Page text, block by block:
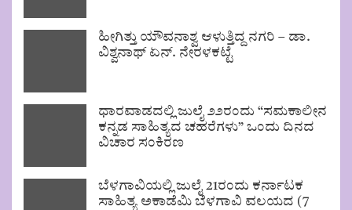
ಹೀಗಿತ್ತು ಯೌವನಾಶ್ವ ಆಳುತ್ತಿದ್ದ ನಗರಿ – ಡಾ.
ವಿಶ್ವನಾಥ್ ಏನ್. ನೇರಳಕಟ್ಟೆ
ಧಾರವಾಡದಲ್ಲಿ ಜುಲೈ ೨೨ರಂದು “ಸಮಕಾಲೀನ
ಕನ್ನಡ ಸಾಹಿತ್ಯದ ಚಹರೆಗಳು” ಒಂದು ದಿನದ
ವಿಚಾರ ಸಂಕಿರಣ
ಬೆಳಗಾವಿಯಲ್ಲಿ ಜುಲೈ 21ರಂದು ಕರ್ನಾಟಕ
ಸಾಹಿತ್ಯ ಅಕಾಡೆಮಿ ಬೆಳಗಾವಿ ವಲಯದ (7